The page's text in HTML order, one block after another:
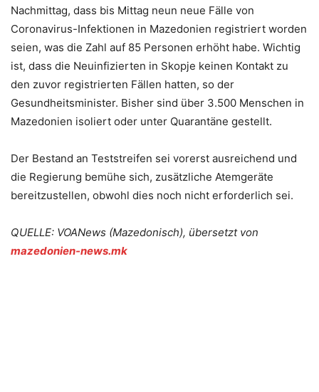
Nachmittag, dass bis Mittag neun neue Fälle von
Coronavirus-Infektionen in Mazedonien registriert worden
seien, was die Zahl auf 85 Personen erhöht habe. Wichtig
ist, dass die Neuinfizierten in Skopje keinen Kontakt zu
den zuvor registrierten Fällen hatten, so der
Gesundheitsminister. Bisher sind über 3.500 Menschen in
Mazedonien isoliert oder unter Quarantäne gestellt.
Der Bestand an Teststreifen sei vorerst ausreichend und
die Regierung bemühe sich, zusätzliche Atemgeräte
bereitzustellen, obwohl dies noch nicht erforderlich sei.
QUELLE: VOANews (Mazedonisch), übersetzt von
mazedonien-news.mk